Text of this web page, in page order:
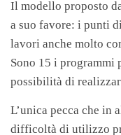
Il modello proposto
a suo favore: i punti
lavori anche molto
Sono 15 i programmi
possibilità di
L’unica pecca che in
difficoltà di utilizzo